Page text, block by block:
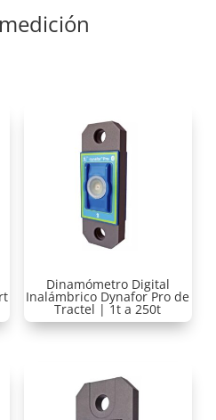
Dinamómetro Digital
Inalámbrico Dynafor Pro de
Tractel | 1t a 250t